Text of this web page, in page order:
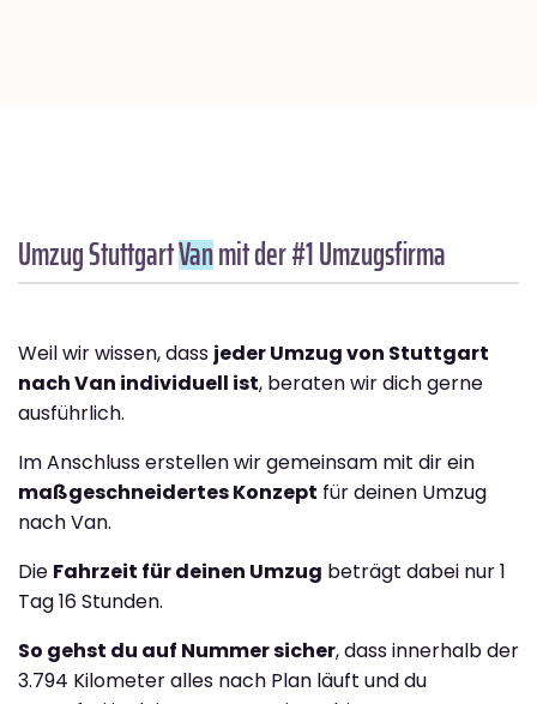
Umzug StuttgartVanmit der #1 Umzugsfirma
Weil wir wissen, dass jeder Umzug von Stuttgart
nach Van individuell ist, beraten wir dich gerne
ausführlich.
Im Anschluss erstellen wir gemeinsam mit dir ein
maßgeschneidertes Konzept für deinen Umzug
nach Van.
Die Fahrzeit für deinen Umzug beträgt dabei nur 1
Tag 16 Stunden.
So gehst du auf Nummer sicher, dass innerhalb der
3.794 Kilometer alles nach Plan läuft und du